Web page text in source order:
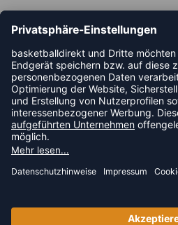
ABONNIERE JETZT DEN
HANDBALLDIREKT-NEWSLETTER
NEUIGKEIT ODER AKTION MEHR.
JETZT